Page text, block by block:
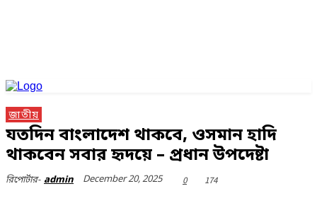
জাতীয়
যতদিন বাংলাদেশ থাকবে, ওসমান হাদি
থাকবেন সবার হৃদয়ে – প্রধান উপদেষ্টা
রিপোর্টার- admin December 20, 2025 0 174